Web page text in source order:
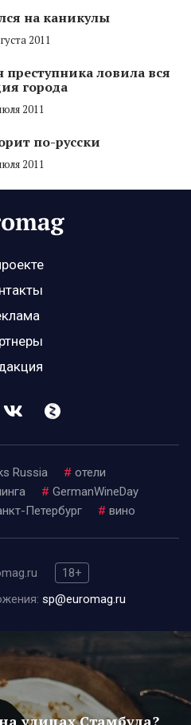
на каникулы
2011
ловила вся
города
2011
по-русски
2011
Russia # отели
# GermanWineDay
Петербург # вино
18+
sp@euromag.ru
улицах Стамбула?